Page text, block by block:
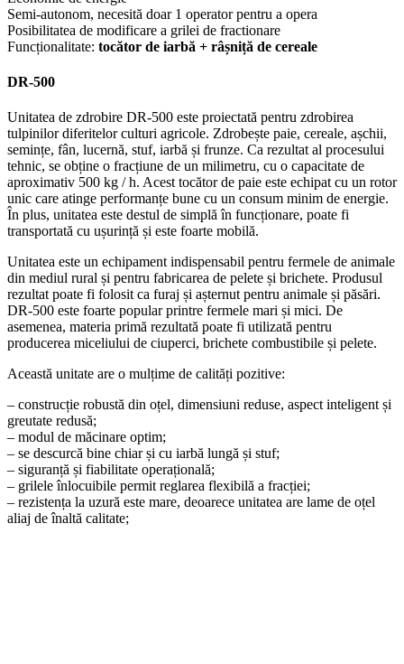
Semi-autonom, necesită doar 1 operator pentru a opera
Posibilitatea de modificare a grilei de fractionare
Funcționalitate: tocător de iarbă + râșniță de cereale
DR-500
Unitatea de zdrobire DR-500 este proiectată pentru zdrobirea
tulpinilor diferitelor culturi agricole. Zdrobește paie, cereale, așchii,
semințe, fân, lucernă, stuf, iarbă și frunze. Ca rezultat al procesului
tehnic, se obține o fracțiune de un milimetru, cu o capacitate de
aproximativ 500 kg / h. Acest tocător de paie este echipat cu un rotor
unic care atinge performanțe bune cu un consum minim de energie.
În plus, unitatea este destul de simplă în funcționare, poate fi
transportată cu ușurință și este foarte mobilă.
Unitatea este un echipament indispensabil pentru fermele de animale
din mediul rural și pentru fabricarea de pelete și brichete. Produsul
rezultat poate fi folosit ca furaj și așternut pentru animale și păsări.
DR-500 este foarte popular printre fermele mari și mici. De
asemenea, materia primă rezultată poate fi utilizată pentru
producerea miceliului de ciuperci, brichete combustibile și pelete.
Această unitate are o mulțime de calități pozitive:
– construcție robustă din oțel, dimensiuni reduse, aspect inteligent și
greutate redusă;
– modul de măcinare optim;
– se descurcă bine chiar și cu iarbă lungă și stuf;
– siguranță și fiabilitate operațională;
– grilele înlocuibile permit reglarea flexibilă a fracției;
– rezistența la uzură este mare, deoarece unitatea are lame de oțel
aliaj de înaltă calitate;